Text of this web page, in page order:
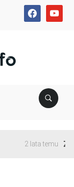
facebookyoutube
2 lata temu